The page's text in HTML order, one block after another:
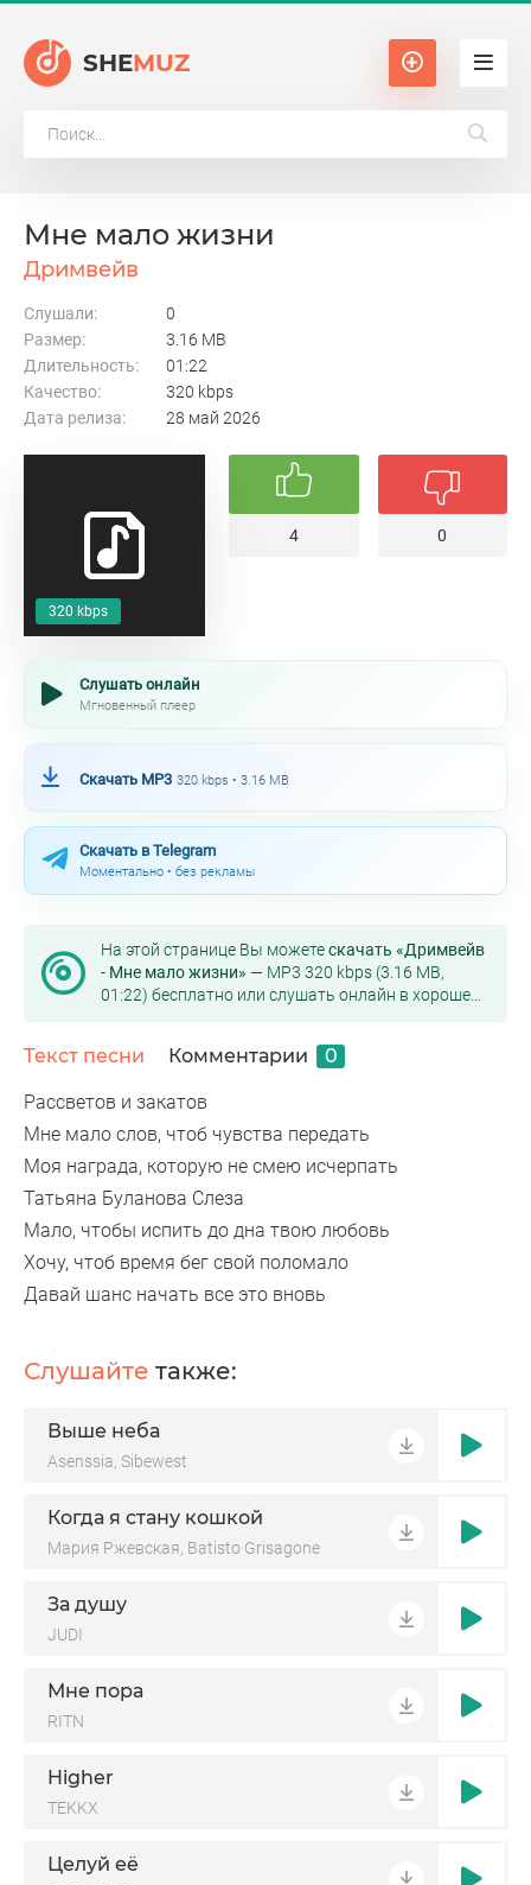
SHEMUZ
320 kbps
Мне мало жизни
Дримвейв
Слушали:
0
Размер:
3.16 MB
Длительность:
01:22
Качество:
320 kbps
Дата релиза:
28 май 2026
4 0
Слушать онлайн
Мгновенный плеер
Скачать MP3 320 kbps • 3.16 MB
Скачать в Telegram
Моментально • без рекламы
На этой странице Вы можетескачать «Дримвейв
- Мне мало жизни» — MP3 320 kbps (3.16 MB,
01:22) бесплатно или слушать онлайн в хорошем
Текст песни Комментарии 0
Рассветов и закатов
Мне мало слов, чтоб чувства передать
Моя награда, которую не смею исчерпать
Татьяна Буланова Слеза
Мало, чтобы испить до дна твою любовь
Хочу, чтоб время бег свой поломало
Давай шанс начать все это вновь
Слушайте также:
Выше неба
Asenssia, Sibewest
Когда я стану кошкой
Мария Ржевская, Batisto Grisagone
За душу
JUDI
Мне пора
RITN
Higher
TEKKX
Целуй её